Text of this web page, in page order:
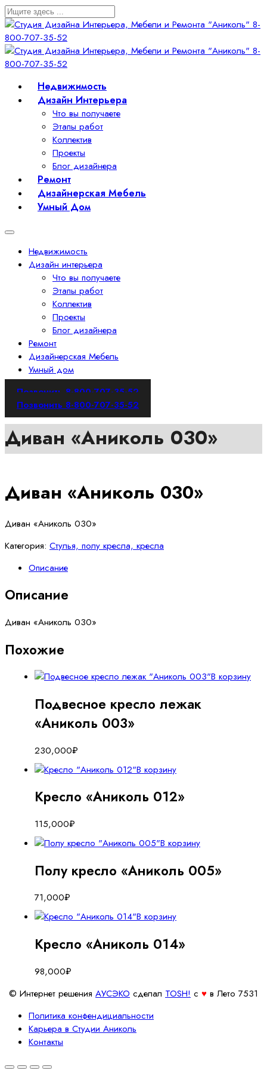
Недвижимость
Дизайн Интерьера
Что вы получаете
Этапы работ
Коллектив
Проекты
Блог дизайнера
Ремонт
Дизайнерская Мебель
Умный Дом
Недвижимость
Дизайн интерьера
Что вы получаете
Этапы работ
Коллектив
Проекты
Блог дизайнера
Ремонт
Дизайнерская Мебель
Умный дом
Позвонить 8-800-707-35-52
Позвонить 8-800-707-35-52
Диван «Аниколь 030»
Диван «Аниколь 030»
Диван «Аниколь 030»
Категория: Стулья, полу кресла, кресла
Описание
Описание
Диван «Аниколь 030»
Похожие
В корзину
Подвесное кресло лежак
«Аниколь 003»
230,000₽
В корзину
Кресло «Аниколь 012»
115,000₽
В корзину
Полу кресло «Аниколь 005»
71,000₽
В корзину
Кресло «Аниколь 014»
98,000₽
© Интернет решения АУСЭКО cделал TOSH! c ♥ в Лето 7531
Политика конфендициальности
Карьера в Студии Аниколь
Контакты